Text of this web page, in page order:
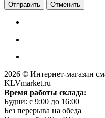
Отменить
2026 © Интернет-магазин
KLVmarket.ru
Время работы склада:
Будни: c 9:00 до 16:00
Без перерыва на обеда